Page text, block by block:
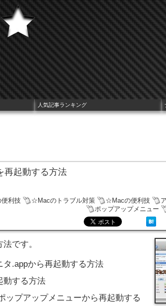
再起動する方法
利技 ☆Macのトラブル対策 ☆Macの便利技
ポップアップメニュー
です。
タ.appから再起動する方法
動する方法
ップアップメニューから再起動する
人気記事ランキング